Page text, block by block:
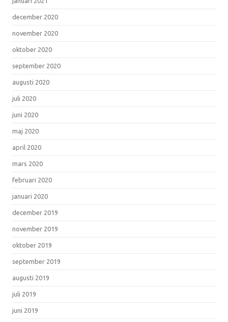
december 2020
november 2020
oktober 2020
september 2020
augusti 2020
juli 2020
juni 2020
maj 2020
april 2020
mars 2020
februari 2020
januari 2020
december 2019
november 2019
oktober 2019
september 2019
augusti 2019
juli 2019
juni 2019